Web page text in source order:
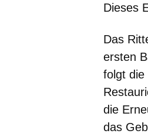
Dieses
Das
ersten
folgt die
die
das